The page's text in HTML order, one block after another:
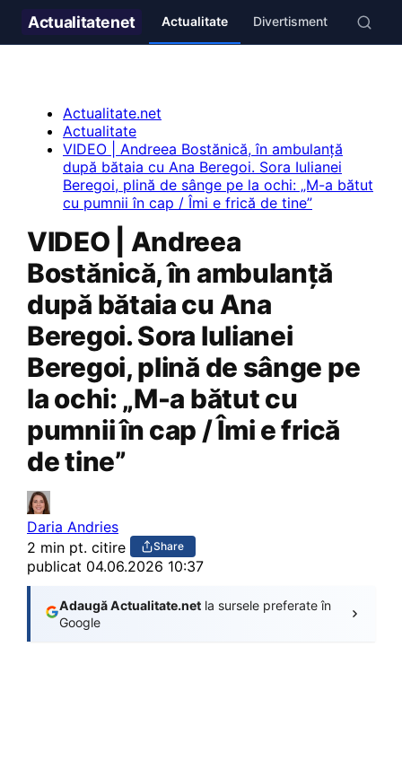
Actualitatenet Actualitate Divertisment Stil de
Actualitate.net
Actualitate
VIDEO | Andreea Bostănică, în ambulanță
după bătaia cu Ana Beregoi. Sora Iulianei
Beregoi, plină de sânge pe la ochi: „M-a bătut
cu pumnii în cap / Îmi e frică de tine”
VIDEO | Andreea
Bostănică, în ambulanță
după bătaia cu Ana
Beregoi. Sora Iulianei
Beregoi, plină de sânge pe
la ochi: „M-a bătut cu
pumnii în cap / Îmi e frică
de tine”
Daria Andries
2 min pt. citire
Share
publicat 04.06.2026 10:37
Adaugă Actualitate.net la sursele preferate în
Google